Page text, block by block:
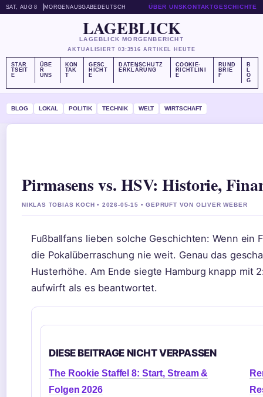
SAT, AUG 8 MORGENAUSGABE DEUTSCH ÜBER UNSKONTAKTGESCHICHTE
LAGEBLICK
LAGEBLICK MORGENBERICHT
AKTUALISIERT 03:3516 ARTIKEL HEUTE
STAR
TSEIT
E
ÜBE
R
UNS
KON
TAK
T
GESC
HICHT
E
DATENSCHUTZ
ERKLÄRUNG
COOKIE-
RICHTLINI
E
RUND
BRIE
F
B
L
O
G
BLOG LOKAL POLITIK TECHNIK WELT WIRTSCHAFT
Pirmasens vs. HSV: Historie,
NIKLAS TOBIAS KOCH • 2026-05-15 • GEPRUFT VON OLIVER WEBER
Fußballfans lieben solche Geschichten: Wenn ein
die Pokalüberraschung nie weit. Genau das
Husterhöhe. Am Ende siegte Hamburg knapp mit
aufwirft als es beantwortet.
DIESE BEITRAGE NICHT VERPASSEN
The Rookie Staffel 8: Start, Stream &
Folgen 2026